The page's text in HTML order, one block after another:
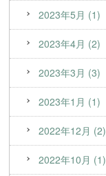
2023年5月 (1)
2023年4月 (2)
2023年3月 (3)
2023年1月 (1)
2022年12月 (2)
2022年10月 (1)